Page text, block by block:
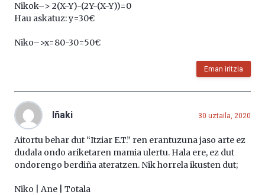
Nikok–> 2(X-Y)-(2Y-(X-Y))=0
Hau askatuz: y=30€
Niko–>x=80-30=50€
Eman iritzia
Iñaki 30 uztaila, 2020
Aitortu behar dut “Itziar E.T.” ren erantuzuna jaso arte ez
dudala ondo ariketaren mamia ulertu. Hala ere, ez dut
ondorengo berdiña ateratzen. Nik horrela ikusten dut;
Niko | Ane | Totala